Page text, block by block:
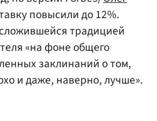
повысили до 12%.
традицией
«на фоне общего
заклинаний о том,
и даже, наверно, лучше».